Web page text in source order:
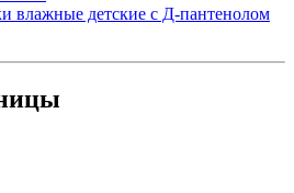
влажные детские с Д-пантенолом